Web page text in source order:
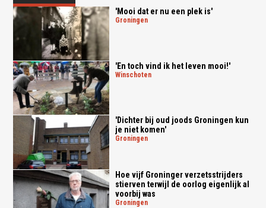
'Mooi dat er nu een plek is'
groningen
'En toch vind ik het leven mooi!'
winschoten
'Dichter bij oud joods Groningen kun
je niet komen'
groningen
Hoe vijf Groninger verzetsstrijders
stierven terwijl de oorlog eigenlijk al
voorbij was
groningen